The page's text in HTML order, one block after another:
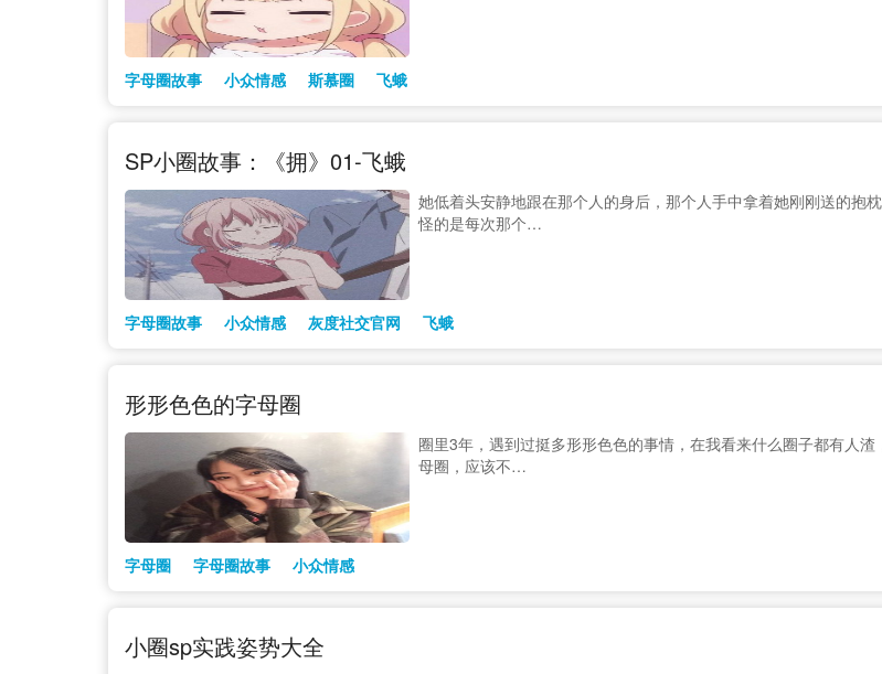
字母圈故事 小众情感 斯慕圈 飞蛾
SP小圈故事：《拥》01-飞蛾
她低着头安静地跟在那个人的身后，那个人手中拿着她刚刚送的抱
怪的是每次那个…
字母圈故事 小众情感 灰度社交官网 飞蛾
形形色色的字母圈
圈里3年，遇到过挺多形形色色的事情，在我看来什么圈子都有人渣
母圈，应该不…
字母圈 字母圈故事 小众情感
小圈sp实践姿势大全